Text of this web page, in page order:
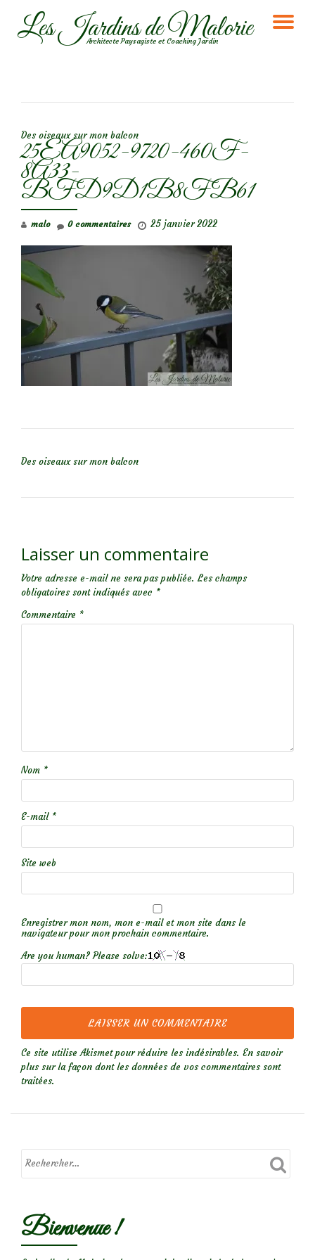
AllerLes Jardins de Malorie
Architecte Paysagiste et Coaching Jardin
Des oiseaux sur mon balcon
25EA9052-9720-460F-
8A33-
BFD9D1B8FB61
malo 25 janvier 2022
0 commentaires
Des oiseaux sur mon balcon
Laisser un commentaire
Votre adresse e-mail ne sera pas publiée. Les champs
obligatoires sont indiqués avec *
Commentaire *
Nom *
E-mail *
Site web
Enregistrer mon nom, mon e-mail et mon site dans le
navigateur pour mon prochain commentaire.
Are you human? Please solve:
Ce site utilise Akismet pour réduire les indésirables. En savoir
plus sur la façon dont les données de vos commentaires sont
traitées.
Bienvenue !